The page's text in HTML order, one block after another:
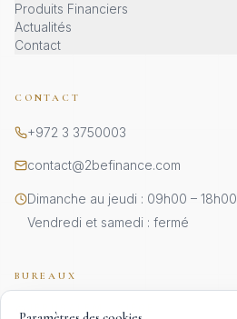
Produits Financiers
Actualités
Contact
CONTACT
+972 3 3750003
contact@2befinance.com
Dimanche au jeudi : 09h00 – 18h00
Vendredi et samedi : fermé
BUREAUX